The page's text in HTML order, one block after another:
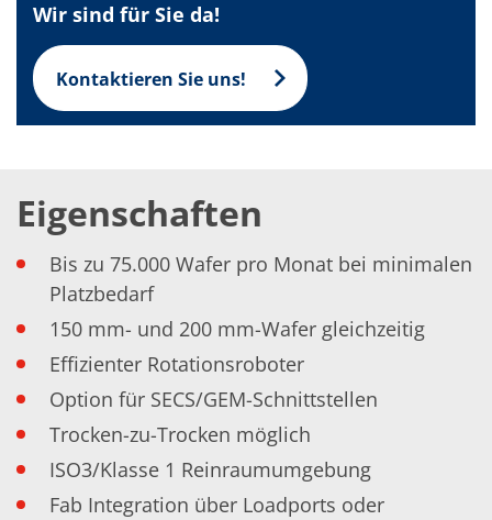
Innovationen
Battery Technology
Fortschrittliches chemisches Ätzen
Proprietäre Software
FlowLogX - Smart Connectivity Platform
Infocenter
Messen
Glossar
Carrier
DI Wasser
Footprint
SECS/GEM
Einzelwafer Bearbeitung
TruEtch®
Marangoni Dryer
Karriere
Benefits
Ausbildung & Studium
RENA_Benefits
Wir sind für Sie da!
Kontaktieren Sie uns!
Eigenschaften
Bis zu 75.000 Wafer pro Monat bei minimalen
Platzbedarf
150 mm- und 200 mm-Wafer gleichzeitig
Effizienter Rotationsroboter
Option für SECS/GEM-Schnittstellen
Trocken-zu-Trocken möglich
ISO3/Klasse 1 Reinraumumgebung
Fab Integration über Loadports oder